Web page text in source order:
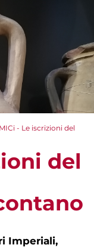
- Le iscrizioni del
del
Imperiali,